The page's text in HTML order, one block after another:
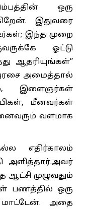
ஒரு
இதுவரை
இந்த முறை
ஓட்டு
ஆதரியுங்கள்”
அமைத்தால்
இளைஞர்கள்
மீனவர்கள்
வளமாக
எதிர்காலம்
அளித்தார்.அவர்
ஆட்சி முழுவதும்
பணத்தில் ஒரு
அதை